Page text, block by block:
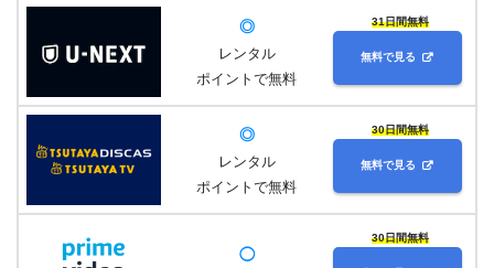
◎
レンタル
ポイントで無料
31日間無料
無料で見る
◎
レンタル
ポイントで無料
30日間無料
無料で見る
◯
30日間無料